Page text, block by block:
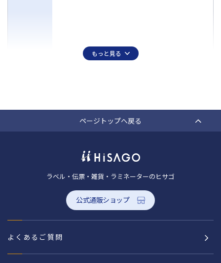
もっと見る
ページトップへ戻る
ラベル・伝票・雑貨・ラミネーターのヒサゴ
公式通販ショップ
よくあるご質問